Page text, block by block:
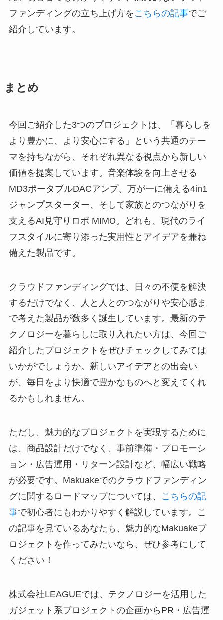
ファンディングの立ち上げ方を こちらの記事でご
紹介しています。
まとめ
今回ご紹介した3つのプロジェクトは、「暮らしを
より豊かに、より安心にする」という共通のテー
マを持ちながら、それぞれ異なる視点から新しい
価値を提案しています。音楽体験を向上させる
MD3ポータブルDACアンプ、万が一に備える4in1
ジャンプスターター、そして家族とのつながりを
支えるAI見守りロボ MIMO。どれも、現代のライ
フスタイルに寄り添った実用性とアイデアを兼ね
備えた製品です。
クラウドファンディングでは、日々の不便を解決
するだけでなく、人と人とのつながりや安心感ま
で考えた製品が数多く誕生しています。最新のテ
クノロジーを暮らしに取り入れたい方は、今回ご
紹介したプロジェクトをぜひチェックしてみては
いかがでしょうか。新しいアイデアとの出会い
が、毎日をより快適で豊かなものへと変えてくれ
るかもしれません。
ただし、魅力的なプロジェクトを実現するために
は、商品設計だけでなく、事前準備・プロモーシ
ョン・広告運用・リターン設計など、幅広い戦略
が必要です。Makuakeでのクラウドファンディン
グに関するロードマップについては、
こちらの記
事で初心者にもわかりやすく解説しています。こ
の記事を見ているあなたも、魅力的なMakuakeプ
ロジェクトを作ってみたいなら、ぜひ参考にして
ください！
株式会社LEAGUEでは、テクノロジーを活用した
ガジェット系プロジェクトの企画からPR・広告運